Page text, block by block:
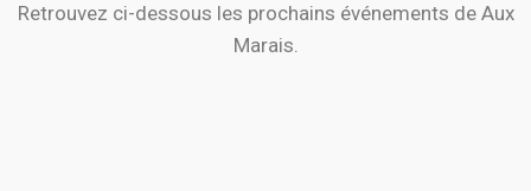
Retrouvez ci-dessous les prochains événements de Aux
Marais.
Fête de la Fleur et des